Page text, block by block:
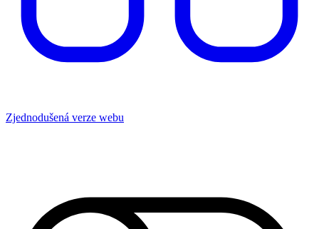
Zjednodušená verze webu